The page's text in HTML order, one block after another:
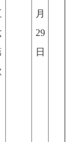
月
29
日